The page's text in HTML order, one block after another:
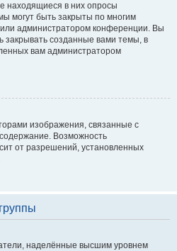
находящиеся в них опросы
могут быть закрыты по многим
администратором конференции. Вы
закрывать созданные вами темы, в
вам администратором
изображения, связанные с
Возможность
от разрешений, установленных
наделённые высшим уровнем